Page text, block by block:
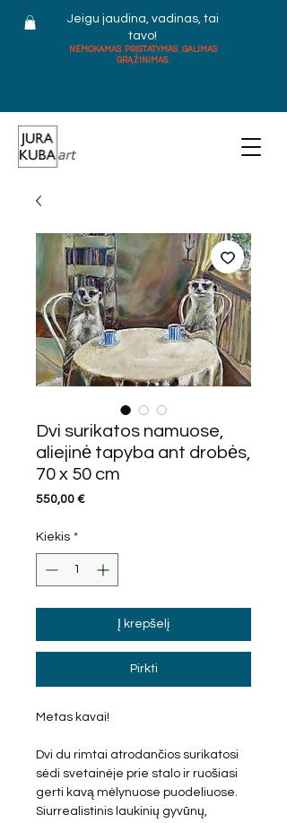
Jeigu jaudina, vadinas, tai
tavo!
NEMOKAMAS PRISTATYMAS . GALIMAS
GRĄŽINIMAS.
Dvi surikatos namuose,
aliejinė tapyba ant drobės,
70 x 50 cm
550,00 €Price
Kiekis *
Į krepšelį
Pirkti
Metas kavai!
Dvi du rimtai atrodančios surikatosi
sėdi svetainėje prie stalo ir ruošiasi
gerti kavą mėlynuose puodeliuose.
Siurrealistinis laukinių gyvūnų,